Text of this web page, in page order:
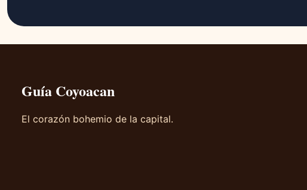
Guía Coyoacan
El corazón bohemio de la capital.